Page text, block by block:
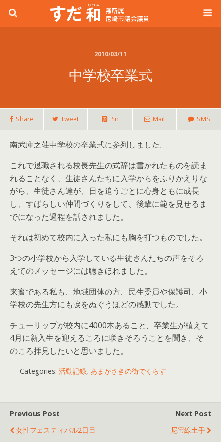
2010/03/11
中学校卒業式
Share Tweet Pin Mail SMS
南武庫之荘中学校の卒業式に参列しました。
これで退職される校長先生の式辞は書かれたものを読ま
れることなく、生徒さんたちに入学からをふりかえりな
がら、生徒さん達が、日を追うごとに心身ともに成長
し、すばらしい仲間づくりをして、後輩に範を見せるま
でになった過程を話されました。
それは初めて校内に入った私にも胸を打つものでした。
3つの小学校から入学している生徒さんたちの声をそろ
えてのメッセージには聴きほれました。
来賓である私も、地域団体の方、民生委員や保護司、小
学校の先生方にも涙をぬぐうほどの感動でした。
チューリップが校内に4000本あること、卒業生が植えて
4月に新入生を迎えるころに咲きそろうことを聞き、そ
のころ拝見したいと思いました。
Categories: 活動記録, あまがさきの街でくらす
Previous Post
女性フェスティバル2日目
Next Post
尼宝線土手